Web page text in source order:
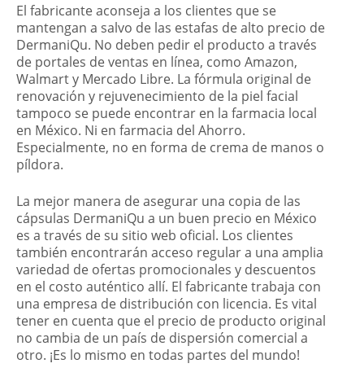
El fabricante aconseja a los clientes que se
mantengan a salvo de las estafas de alto precio de
DermaniQu. No deben pedir el producto a través
de portales de ventas en línea, como Amazon,
Walmart y Mercado Libre. La fórmula original de
renovación y rejuvenecimiento de la piel facial
tampoco se puede encontrar en la farmacia local
en México. Ni en farmacia del Ahorro.
Especialmente, no en forma de crema de manos o
píldora.
La mejor manera de asegurar una copia de las
cápsulas DermaniQu a un buen precio en México
es a través de su sitio web oficial. Los clientes
también encontrarán acceso regular a una amplia
variedad de ofertas promocionales y descuentos
en el costo auténtico allí. El fabricante trabaja con
una empresa de distribución con licencia. Es vital
tener en cuenta que el precio de producto original
no cambia de un país de dispersión comercial a
otro. ¡Es lo mismo en todas partes del mundo!